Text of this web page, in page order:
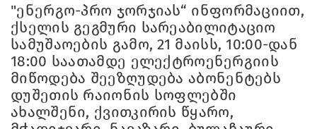
"ენერგო-პრო ჯორჯიას“ ინფორმაციით,
ქსელის გეგმური სარეაბილიტაციო
სამუშაოების გამო, 21 მაისს, 10:00-დან
18:00 საათამდე ელექტროენერგიის
მიწოდება შეეზღუდება აბონენტებს
დუშეთის რაიონის სოფლებში
ახალშენი, ქვითკირის წყარო,